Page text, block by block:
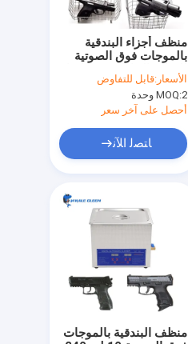
منظف ​​أجزاء البندقية
بالموجات فوق الصوتية
400 واط تسخين رقمي
الأسعار:قابل للتفاوض
MOQ:2 وحدة
أحصل على آخر سعر
ﺎﺘﺼﻟ ﺍﻶﻧ
منظف ​​البندقية بالموجات